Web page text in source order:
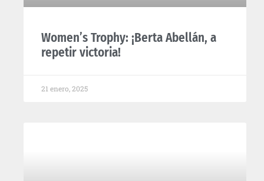
Women’s Trophy: ¡Berta Abellán, a
repetir victoria!
21 enero, 2025